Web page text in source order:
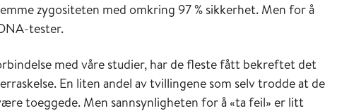
zygositeten med omkring 97 % sikkerhet. Men for å
tester.
med våre studier, har de fleste fått bekreftet det
En liten andel av tvillingene som selv trodde at de
toeggede. Men sannsynligheten for å «ta feil» er litt